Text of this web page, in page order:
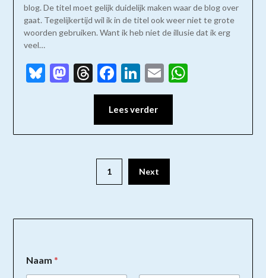
blog. De titel moet gelijk duidelijk maken waar de blog over
gaat. Tegelijkertijd wil ik in de titel ook weer niet te grote
woorden gebruiken. Want ik heb niet de illusie dat ik erg
veel…
Bluesky
Mastodon
Threads
Facebook
LinkedIn
Email
Lees verder
1 Next
Naam*